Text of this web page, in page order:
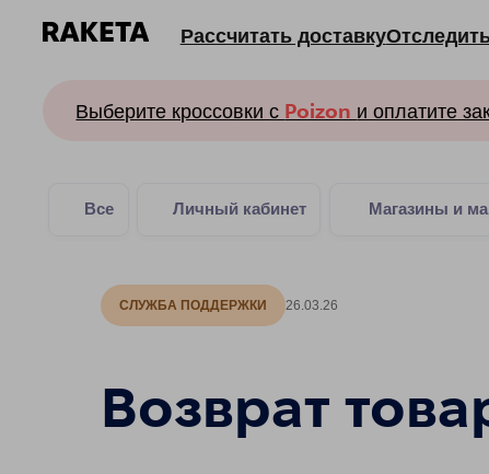
Рассчитать доставкуОтследить заказ
Выберите кроссовки с Poizon и оплатите заказ
СЛУЖБА ПОДДЕРЖКИ 26.03.26
Возврат